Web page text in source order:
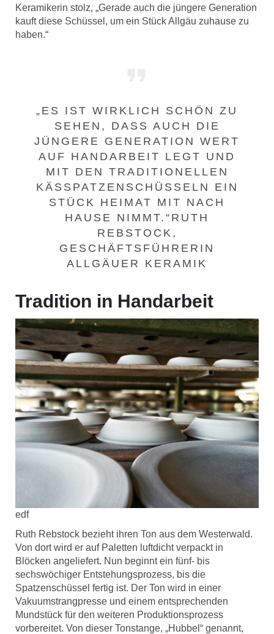
Keramikerin stolz, „Gerade auch die jüngere Generation
kauft diese Schüssel, um ein Stück Allgäu zuhause zu
haben.“
„ES IST WIRKLICH SCHÖN ZU
SEHEN, DASS AUCH DIE
JÜNGERE GENERATION WERT
AUF HANDARBEIT LEGT UND
MIT DEN TRADITIONELLEN
KÄSSPATZENSCHÜSSELN EIN
STÜCK HEIMAT MIT NACH
HAUSE NIMMT.“RUTH
REBSTOCK,
GESCHÄFTSFÜHRERIN
ALLGÄUER KERAMIK
Tradition in Handarbeit
edf
Ruth Rebstock bezieht ihren Ton aus dem Westerwald.
Von dort wird er auf Paletten luftdicht verpackt in
Blöcken angeliefert. Nun beginnt ein fünf- bis
sechswöchiger Entstehungsprozess, bis die
Spatzenschüssel fertig ist. Der Ton wird in einer
Vakuumstrangpresse und einem entsprechenden
Mundstück für den weiteren Produktionsprozess
vorbereitet. Von dieser Tonstange, „Hubbel“ genannt,